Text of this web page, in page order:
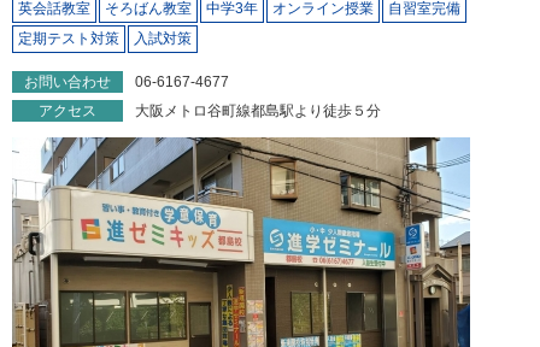
英会話教室 そろばん教室 中学3年 オンライン授業 自習室完備
定期テスト対策 入試対策
お問い合わせ
06-6167-4677
アクセス
大阪メトロ谷町線都島駅より徒歩５分